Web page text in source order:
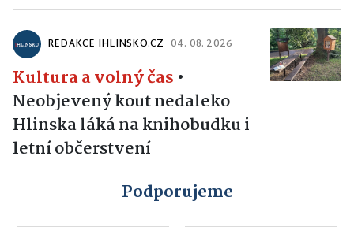
REDAKCE IHLINSKO.CZ 04. 08. 2026
Kultura a volný čas •
Neobjevený kout nedaleko
Hlinska láká na knihobudku i
letní občerstvení
Podporujeme